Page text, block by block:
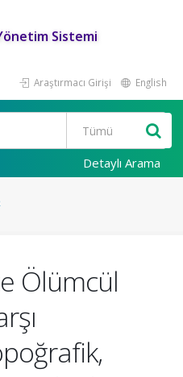
Sistemi
Araştırmacı Girişi English
Detaylı Arama
Ölümcül